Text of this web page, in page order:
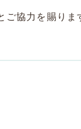
協力を賜りま